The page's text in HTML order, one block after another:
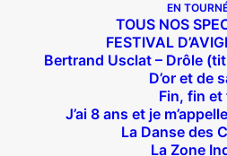
EN
TOUS NOS
FESTIVAL
Bertrand Usclat – Drôle
D’or et de
Fin, fin et
J’ai 8 ans et je
La Danse des
La Zone